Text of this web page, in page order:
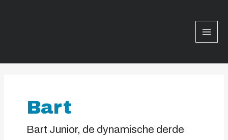
Bart
Bart Junior, de dynamische derde